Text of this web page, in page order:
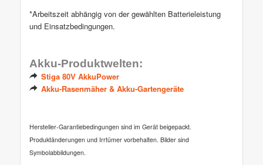
*Arbeitszeit abhängig von der gewählten Batterieleistung
und Einsatzbedingungen.
Akku-Produktwelten:
Stiga 80V AkkuPower
Akku-Rasenmäher & Akku-Gartengeräte
Hersteller-Garantiebedingungen sind im Gerät beigepackt.
Produktänderungen und Irrtümer vorbehalten. Bilder sind
Symbolabbildungen.